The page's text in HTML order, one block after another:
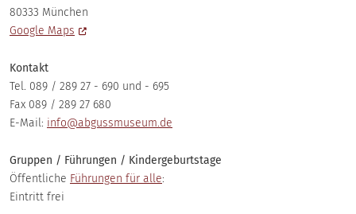
80333 München
Google Maps
Kontakt
Tel. 089 / 289 27 - 690 und - 695
Fax 089 / 289 27 680
E-Mail: info@abgussmuseum.de
Gruppen / Führungen / Kindergeburtstage
Öffentliche Führungen für alle:
Eintritt frei